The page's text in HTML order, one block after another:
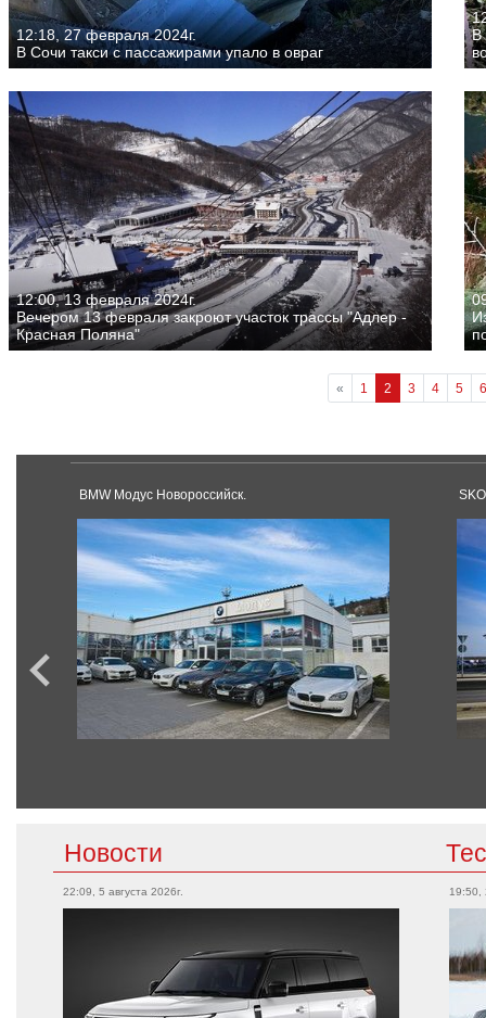
12:18, 27 февраля 2024г.
В Сочи такси с пассажирами упало в овраг
В
12:00, 13 февраля 2024г.
Вечером 13 февраля закроют участок трассы "Адлер -
Красная Поляна"
« 1 2 3 4 5 6
BMW Модус Новороссийск.
Новости
22:09, 5 августа 2026г. 19:50,